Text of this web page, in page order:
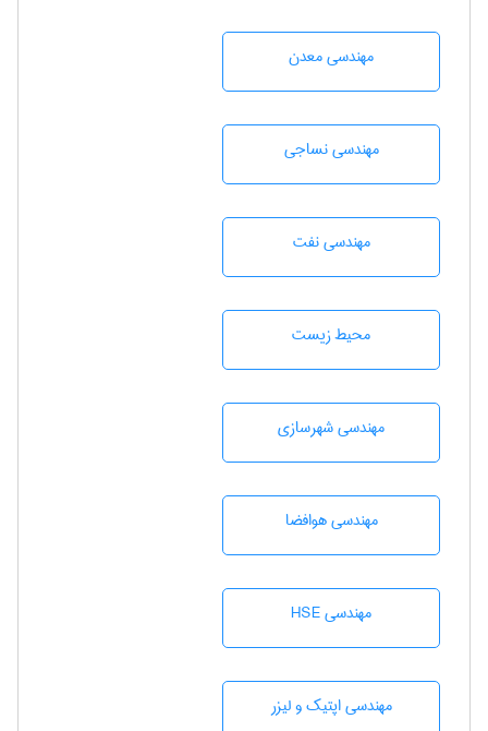
مهندسی معدن
مهندسي نساجی
مهندسی نفت
محيط زيست
مهندسی شهرسازی
مهندسی هوافضا
مهندسی HSE
مهندسی اپتیک و لیزر